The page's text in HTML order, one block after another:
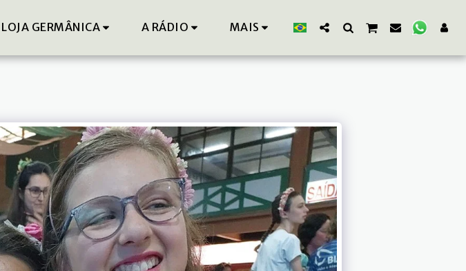
LOJA GERMÂNICA A RÁDIO MAIS